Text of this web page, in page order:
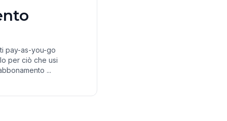
pay-as-you-go
per ciò che usi
...